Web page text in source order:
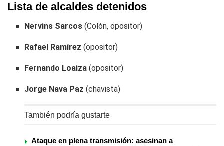
Lista de alcaldes detenidos
Nervins Sarcos (Colón, opositor)
Rafael Ramírez (opositor)
Fernando Loaiza (opositor)
Jorge Nava Paz (chavista)
También podría gustarte
Ataque en plena transmisión: asesinan a